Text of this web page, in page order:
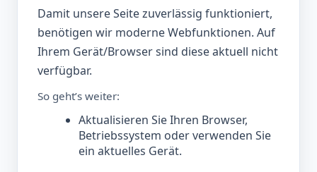
Damit unsere Seite zuverlässig funktioniert,
benötigen wir moderne Webfunktionen. Auf
Ihrem Gerät/Browser sind diese aktuell nicht
verfügbar.
So geht’s weiter:
Aktualisieren Sie Ihren Browser,
Betriebssystem oder verwenden Sie
ein aktuelles Gerät.